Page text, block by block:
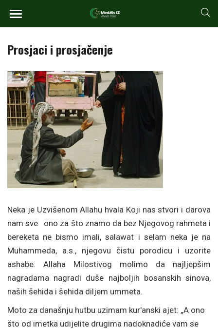
Prosjaci i prosjačenje
Neka je Uzvišenom Allahu hvala Koji nas stvori i darova
nam sve
ono za što znamo da bez Njegovog rahmeta i
bereketa ne bismo imali, salawat i selam neka je na
Muhammeda, a.s., njegovu čistu porodicu i uzorite
ashabe. Allaha Milostivog molimo da najljepšim
nagradama nagradi duše najboljih bosanskih sinova,
naših šehida i šehida diljem ummeta.
Moto za današnju hutbu uzimam kur'anski ajet: „A ono
što od imetka udijelite drugima nadoknadiće vam se